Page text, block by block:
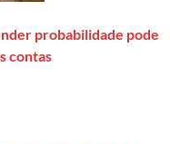
probabilidade pode
contas